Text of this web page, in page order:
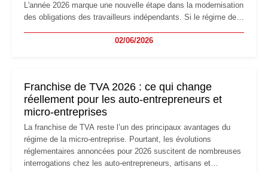
L'année 2026 marque une nouvelle étape dans la modernisation
des obligations des travailleurs indépendants. Si le régime de
les auto-entrepreneurs devront s'adapter à un environnement
02/06/2026
Franchise de TVA 2026 : ce qui change
réellement pour les auto-entrepreneurs et
micro-entreprises
La franchise de TVA reste l’un des principaux avantages du
régime de la micro-entreprise. Pourtant, les évolutions
réglementaires annoncées pour 2026 suscitent de nombreuses
interrogations chez les auto-entrepreneurs, artisans et